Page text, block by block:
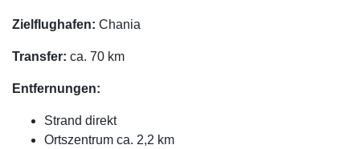
Zielflughafen: Chania
Transfer: ca. 70 km
Entfernungen:
Strand direkt
Ortszentrum ca. 2,2 km